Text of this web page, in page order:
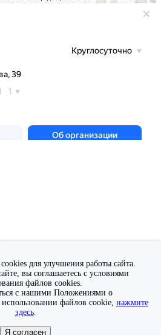
персональных данных
"Дом сайтов"
для улучшения работы сайта.
вы соглашаетесь с условиями
файлов cookies.
с нашими Положениями о
файлов cookie, нажмите
здесь.
Я согласен